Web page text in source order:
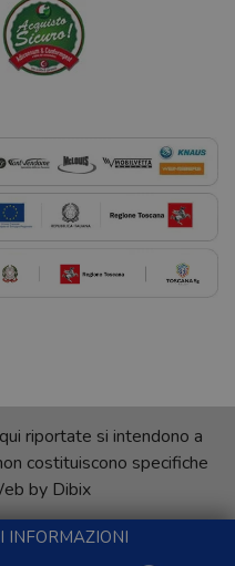
INFORMAZIONI
riportate si intendono a
costituiscono specifiche
by Dibix